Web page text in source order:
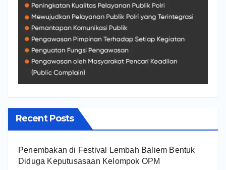
Recent Posts
Penembakan di Festival Lembah Baliem Bentuk
Diduga Keputusasaan Kelompok OPM